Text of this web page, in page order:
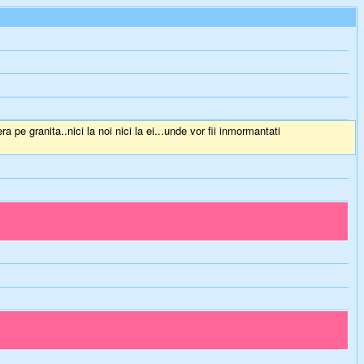
pe granita..nici la noi nici la ei...unde vor fii inmormantati